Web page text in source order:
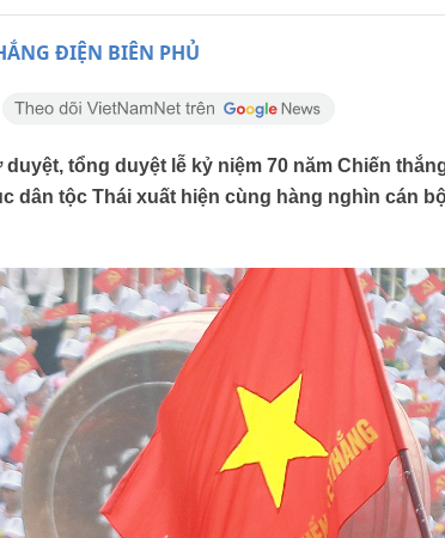
ĐIỆN BIÊN PHỦ
tổng duyệt lễ kỷ niệm 70 năm Chiến
dân tộc Thái xuất hiện cùng hàng nghìn cán